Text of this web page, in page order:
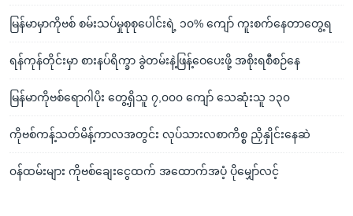
မြန်မာမှာကိုဗစ် စမ်းသပ်မှုစုစုပေါင်းရဲ့ ၁၀% ကျော် ကူးစက်နေတာတွေ့ရ
ရန်ကုန်တိုင်းမှာ စားနပ်ရိက္ခာ ခွဲတမ်းနဲ့ဖြန့်ဝေပေးဖို့ အစိုးရစီစဉ်နေ
မြန်မာကိုဗစ်ရောဂါပိုး တွေ့ရှိသူ ၇,၀၀၀ ကျော် သေဆုံးသူ ၁၃၀
ကိုဗစ်ကန့်သတ်မိန့်ကာလအတွင်း လုပ်သားလစာကိစ္စ ညှိနှိုင်းနေဆဲ
၀န်ထမ်းများ ကိုဗစ်ချေးငွေထက် အထောက်အပံ့ ပိုမျှော်လင့်